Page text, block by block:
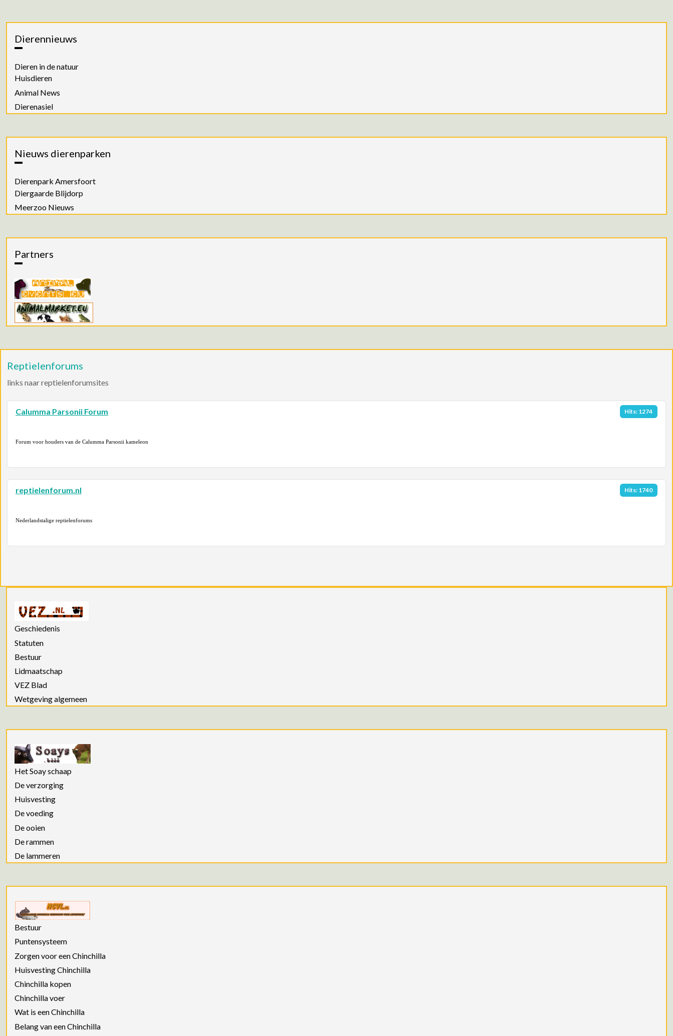
Dierennieuws
Dieren in de natuur
Huisdieren
Animal News
Dierenasiel
Nieuws dierenparken
Dierenpark Amersfoort
Diergaarde Blijdorp
Meerzoo Nieuws
Partners
Reptielenforums
links naar reptielenforumsites
Calumma Parsonii Forum Hits: 1274
Forum voor houders van de Calumma Parsonii kameleon
reptielenforum.nl Hits: 1740
Nederlandstalige reptielenforums
Geschiedenis
Statuten
Bestuur
Lidmaatschap
VEZ Blad
Wetgeving algemeen
Het Soay schaap
De verzorging
Huisvesting
De voeding
De ooien
De rammen
De lammeren
Bestuur
Puntensysteem
Zorgen voor een Chinchilla
Huisvesting Chinchilla
Chinchilla kopen
Chinchilla voer
Wat is een Chinchilla
Belang van een Chinchilla